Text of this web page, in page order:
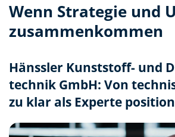
Wenn Strategie und
zusammenkommen
Hänssler Kunststoff- und
technik GmbH: Von
zu klar als Experte